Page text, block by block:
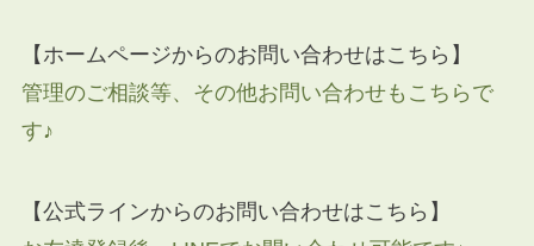
【ホームページからのお問い合わせはこちら】
管理のご相談等、その他お問い合わせもこちらで
す♪
【公式ラインからのお問い合わせはこちら】